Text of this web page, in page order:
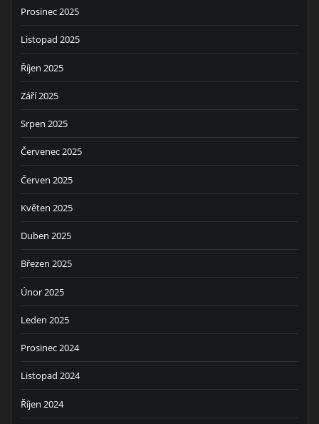
Prosinec 2025
Listopad 2025
Říjen 2025
Září 2025
Srpen 2025
Červenec 2025
Červen 2025
Květen 2025
Duben 2025
Březen 2025
Únor 2025
Leden 2025
Prosinec 2024
Listopad 2024
Říjen 2024